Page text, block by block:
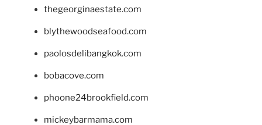
thegeorginaestate.com
blythewoodseafood.com
paolosdelibangkok.com
bobacove.com
phoone24brookfield.com
mickeybarmama.com